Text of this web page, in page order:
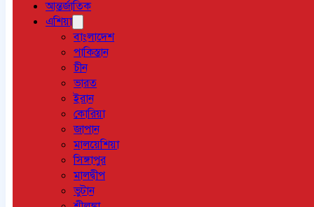
আন্তর্জাতিক
এশিয়া
বাংলাদেশ
পাকিস্তান
চীন
ভারত
ইরান
কোরিয়া
জাপান
মালয়েশিয়া
সিঙ্গাপুর
মালদ্বীপ
ভুটান